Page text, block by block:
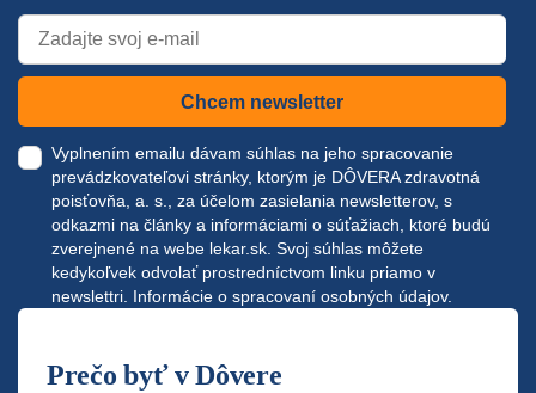
Chcem newsletter
Vyplnením emailu dávam súhlas na jeho spracovanie
prevádzkovateľovi stránky, ktorým je DÔVERA zdravotná
poisťovňa, a. s., za účelom zasielania newsletterov, s
odkazmi na články a informáciami o súťažiach, ktoré budú
zverejnené na webe lekar.sk. Svoj súhlas môžete
kedykoľvek odvolať prostredníctvom linku priamo v
newslettri. Informácie o spracovaní osobných údajov.
Prečo byť v Dôvere